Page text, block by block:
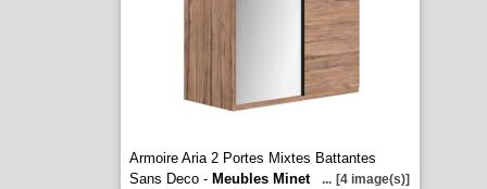
Armoire Aria 2 Portes Mixtes Battantes
Sans Deco - Meubles Minet ... [4 image(s)]